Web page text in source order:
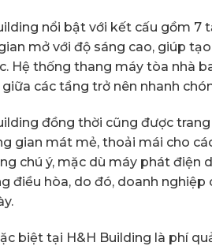
nổi bật với kết cấu gồm 7
mở với độ sáng cao, giúp
Hệ thống thang máy tòa nhà
giữa các tầng trở nên nhanh
đồng thời cũng được
gian mát mẻ, thoải mái cho
chú ý, mặc dù máy phát điện
điều hòa, do đó, doanh
biệt tại H&H Building là phí